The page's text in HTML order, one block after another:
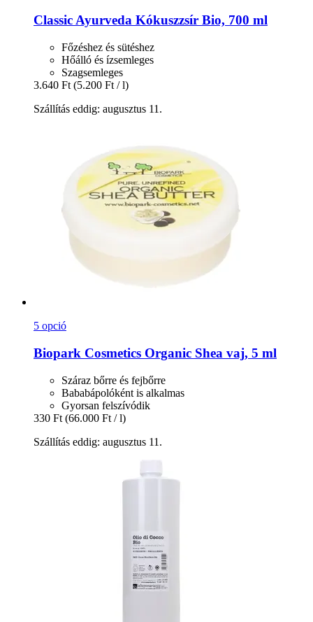
Classic Ayurveda Kókuszzsír Bio, 700 ml
Főzéshez és sütéshez
Hőálló és ízsemleges
Szagsemleges
3.640 Ft (5.200 Ft / l)
Szállítás eddig: augusztus 11.
5 opció
Biopark Cosmetics Organic Shea vaj, 5 ml
Száraz bőrre és fejbőrre
Bababápolóként is alkalmas
Gyorsan felszívódik
330 Ft (66.000 Ft / l)
Szállítás eddig: augusztus 11.